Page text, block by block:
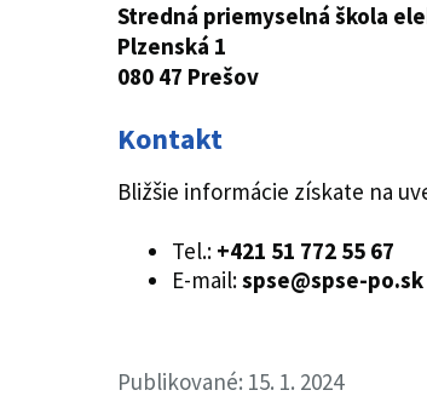
Stredná priemyselná škola
Plzenská 1
080 47 Prešov
Kontakt
Bližšie informácie získate na
Tel.: +421 51 772 55 67
E-mail:spse@spse-po.sk
Publikované: 15. 1. 2024